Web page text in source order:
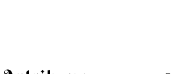
Artribune